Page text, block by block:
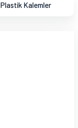
Plastik Kalemler